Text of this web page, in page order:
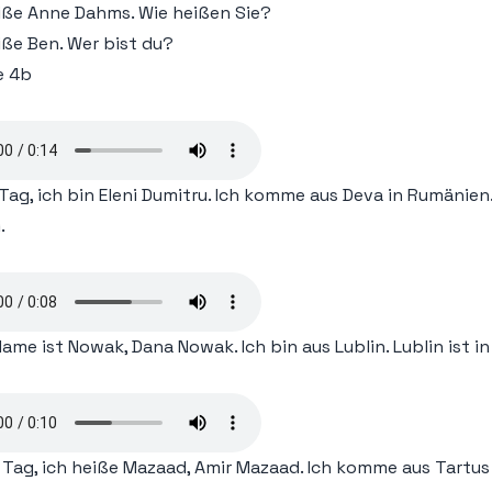
A1-1.39-(www.linie1.ir)
A1-1.41-(www.linie1.ir)
A1-1.42-(www.linie1.ir)
A1-1.44-(www.linie1.ir)
A1-1.45-(www.linie1.ir)
Anne Dahms. Wie heißen Sie?
Ben. Wer bist du?
4b
ich bin Eleni Dumitru. Ich komme aus Deva in
ist Nowak, Dana Nowak. Ich bin aus Lublin. Lublin ist
ich heiße Mazaad, Amir Mazaad. Ich komme aus